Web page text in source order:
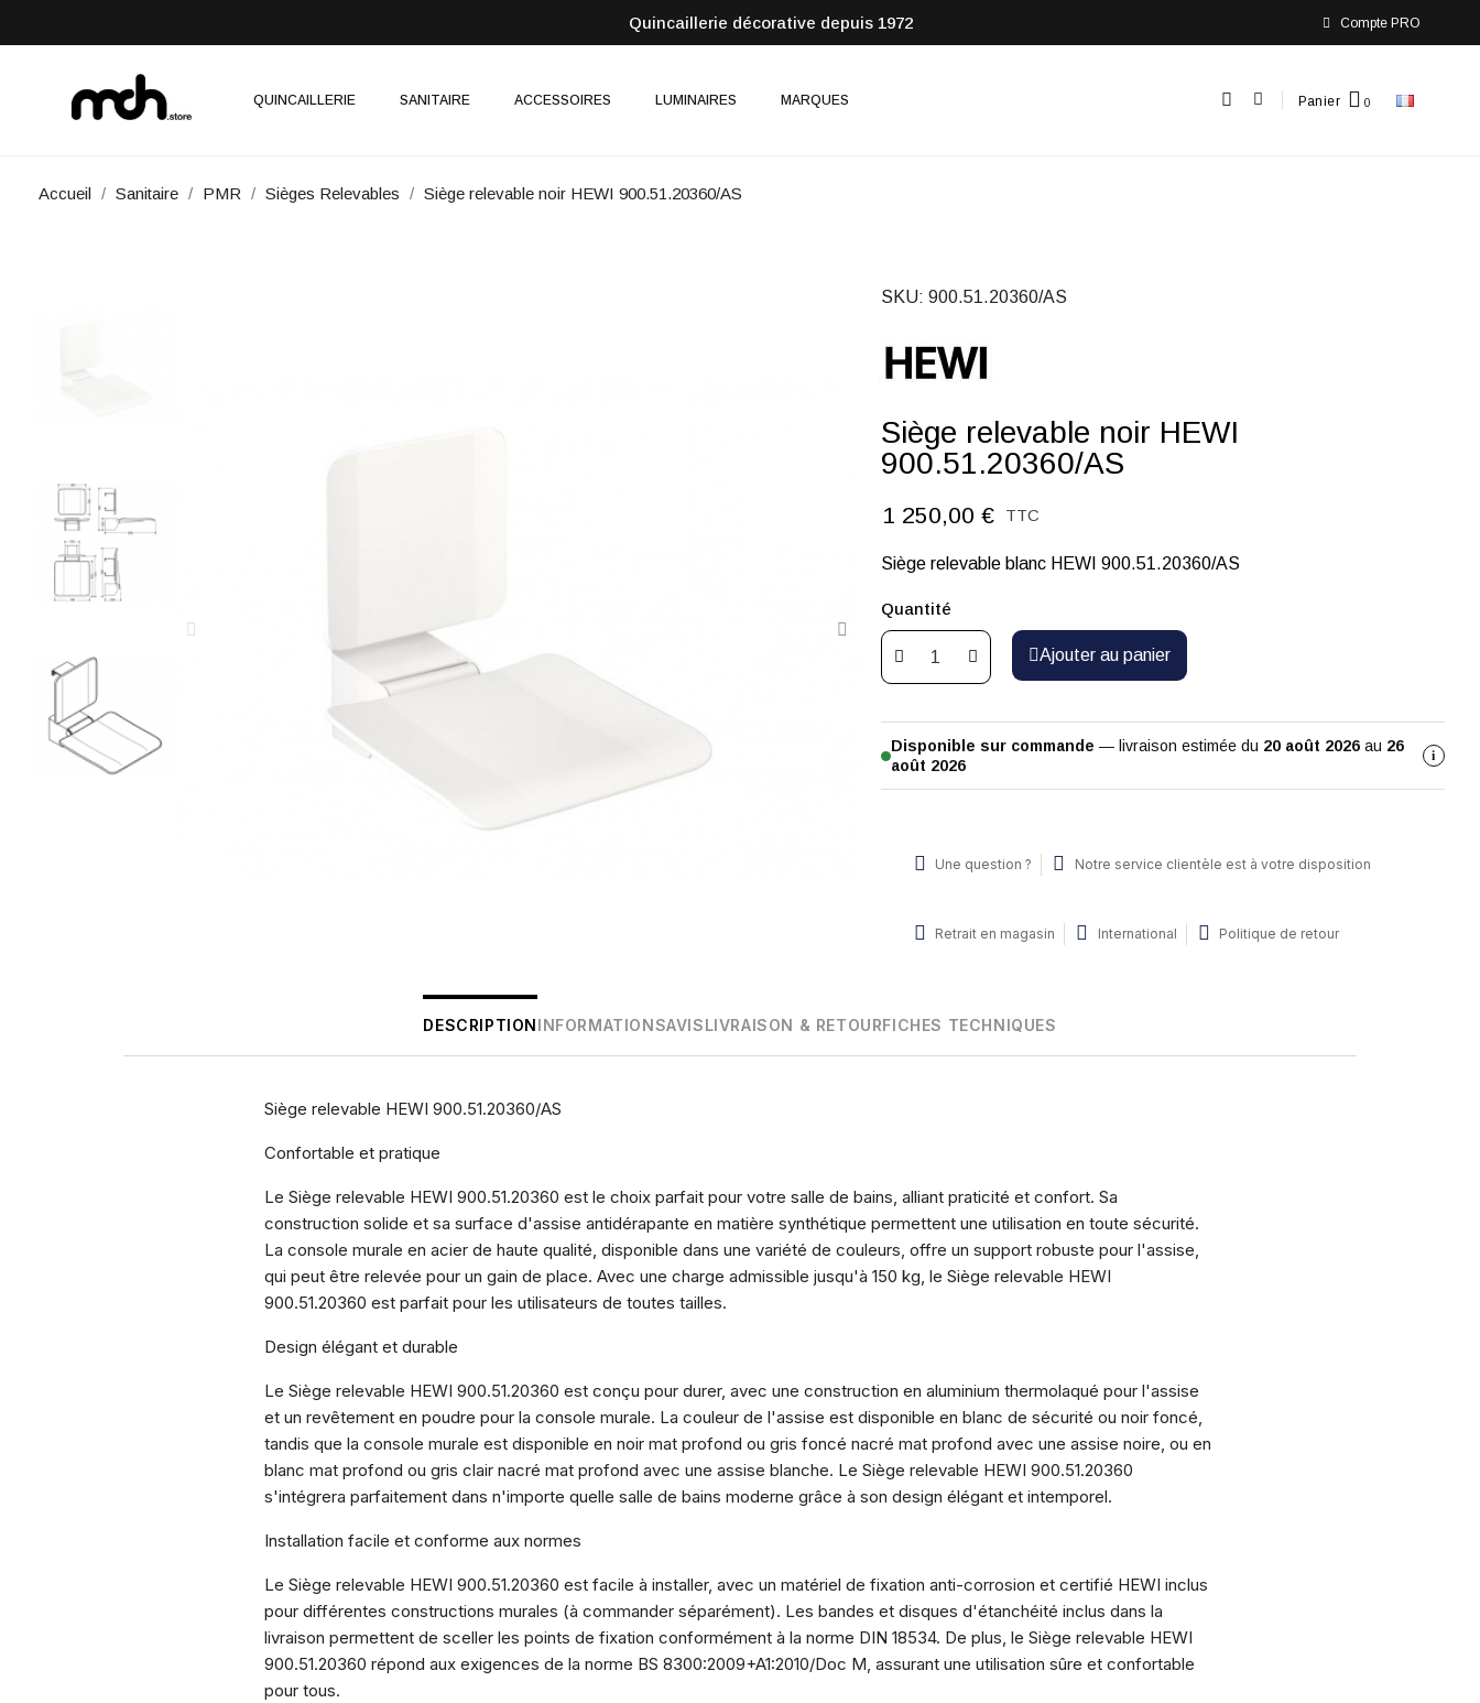
Quincaillerie décorative depuis 1972 Compte PRO
QUINCAILLERIE SANITAIRE ACCESSOIRES LUMINAIRES MARQUES Panier
Accueil Sanitaire PMR Sièges Relevables Siège relevable noir HEWI 900.51.20360/AS
SKU 900.51.20360/AS
Siège relevable noir HEWI
900.51.20360/AS
1 250,00 € TTC
Siège relevable blanc HEWI 900.51.20360/AS
Quantité
Ajouter au panier
Disponible sur commande — livraison estimée du 20 août 2026 au 26
août 2026
i
Une question ? Notre service clientèle est à votre disposition
Retrait en magasin International Politique de retour
DESCRIPTIONINFORMATIONSAVISLIVRAISON & RETOURFICHES TECHNIQUES
Siège relevable HEWI 900.51.20360/AS
Confortable et pratique
Le Siège relevable HEWI 900.51.20360 est le choix parfait pour votre salle de bains, alliant praticité et confort. Sa
construction solide et sa surface d'assise antidérapante en matière synthétique permettent une utilisation en toute sécurité.
La console murale en acier de haute qualité, disponible dans une variété de couleurs, offre un support robuste pour l'assise,
qui peut être relevée pour un gain de place. Avec une charge admissible jusqu'à 150 kg, le Siège relevable HEWI
900.51.20360 est parfait pour les utilisateurs de toutes tailles.
Design élégant et durable
Le Siège relevable HEWI 900.51.20360 est conçu pour durer, avec une construction en aluminium thermolaqué pour l'assise
et un revêtement en poudre pour la console murale. La couleur de l'assise est disponible en blanc de sécurité ou noir foncé,
tandis que la console murale est disponible en noir mat profond ou gris foncé nacré mat profond avec une assise noire, ou en
blanc mat profond ou gris clair nacré mat profond avec une assise blanche. Le Siège relevable HEWI 900.51.20360
s'intégrera parfaitement dans n'importe quelle salle de bains moderne grâce à son design élégant et intemporel.
Installation facile et conforme aux normes
Le Siège relevable HEWI 900.51.20360 est facile à installer, avec un matériel de fixation anti-corrosion et certifié HEWI inclus
pour différentes constructions murales (à commander séparément). Les bandes et disques d'étanchéité inclus dans la
livraison permettent de sceller les points de fixation conformément à la norme DIN 18534. De plus, le Siège relevable HEWI
900.51.20360 répond aux exigences de la norme BS 8300:2009+A1:2010/Doc M, assurant une utilisation sûre et confortable
pour tous.